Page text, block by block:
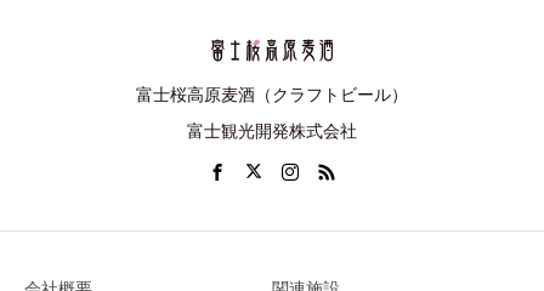
富士桜高原麦酒（クラフトビール）
富士観光開発株式会社